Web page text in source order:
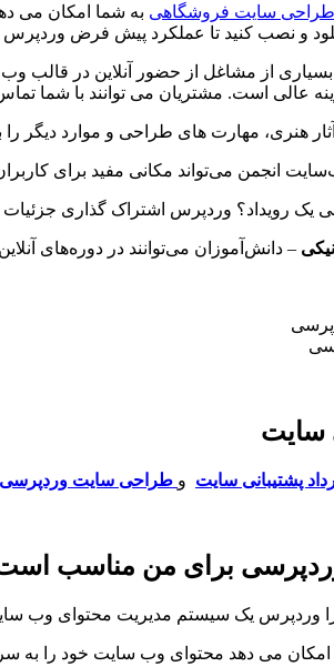
طراحی سایت فروشگاهی به شما امکان می
و نصب کنید تا عملکرد پیش فرض
از مشاغل از حضور آنلاین در قالب
عالی است. مشتریان می توانند با شما تماس
هنری، مهارت های طراحی و موارد دیگر
انجمن می‌تواند مکانی مفید برای
یک رویداد؟ وردپرس اشتراک گذاری
– دانش‌آموزان می‌توانند در دوره‌های
سایت
پشتیبانی سایت و طراحی سایت وردپرسی
برای من مناسب
وردپرس یک سیستم مدیریت محتوای وب
می دهد محتوای وب سایت خود را به